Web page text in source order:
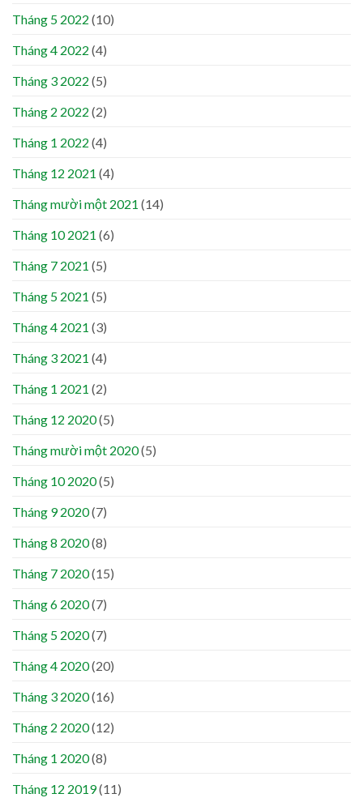
Tháng 5 2022 (10)
Tháng 4 2022 (4)
Tháng 3 2022 (5)
Tháng 2 2022 (2)
Tháng 1 2022 (4)
Tháng 12 2021 (4)
Tháng mười một 2021 (14)
Tháng 10 2021 (6)
Tháng 7 2021 (5)
Tháng 5 2021 (5)
Tháng 4 2021 (3)
Tháng 3 2021 (4)
Tháng 1 2021 (2)
Tháng 12 2020(5)
Tháng mười một 2020(5)
Tháng 10 2020(5)
Tháng 9 2020(7)
Tháng 8 2020(8)
Tháng 7 2020(15)
Tháng 6 2020(7)
Tháng 5 2020(7)
Tháng 4 2020(20)
Tháng 3 2020(16)
Tháng 2 2020(12)
Tháng 1 2020(8)
Tháng 12 2019(11)